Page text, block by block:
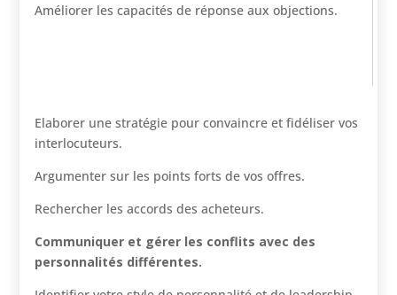
Améliorer les capacités de réponse aux objections.
Elaborer une stratégie pour convaincre et fidéliser vos
interlocuteurs.
Argumenter sur les points forts de vos offres.
Rechercher les accords des acheteurs.
Communiquer et gérer les conflits avec des
personnalités différentes.